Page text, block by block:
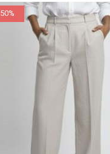
50%